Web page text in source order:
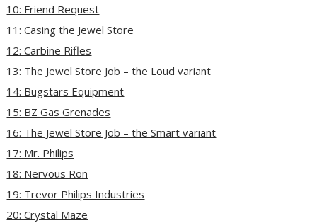
10: Friend Request
11: Casing the Jewel Store
12: Carbine Rifles
13: The Jewel Store Job – the Loud variant
14: Bugstars Equipment
15: BZ Gas Grenades
16: The Jewel Store Job – the Smart variant
17: Mr. Philips
18: Nervous Ron
19: Trevor Philips Industries
20: Crystal Maze